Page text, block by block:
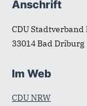
Anschrift
CDU
33014Bad Driburg
Im Web
CDU NRW